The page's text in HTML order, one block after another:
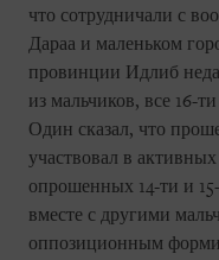
что сотрудничали с
Дараа и маленьком
провинции Идлиб
из мальчиков, все 16-
Один сказал, что
участвовал в
опрошенных 14-ти и
вместе с другими
оппозиционным